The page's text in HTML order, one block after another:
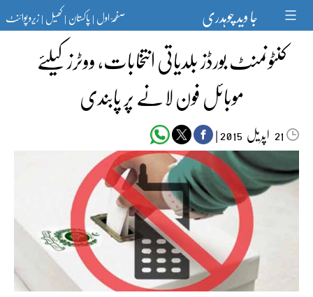
content جا وید چوہدری صفحۂ اول|پاکستان|کھیل|زیرو پوائنٹ
کنٹونمنٹ بورڈز بلدیاتی انتخابات، ووٹرز کیلئے
موبائل فون لانے پر پابندی
21 اپریل‬‮ |